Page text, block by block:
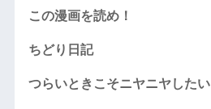
この漫画を読め！
ちどり日記
つらいときこそニヤニヤしたい